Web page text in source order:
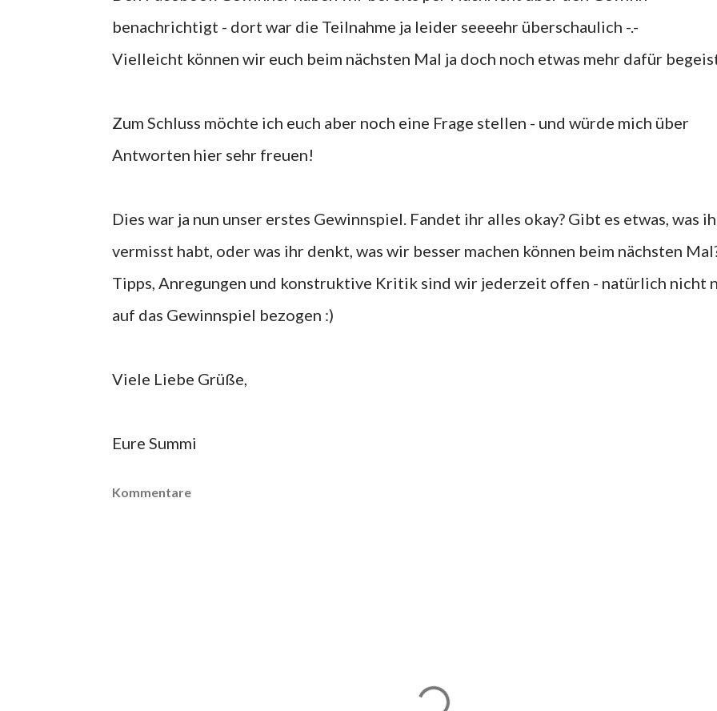
benachrichtigt - dort war die Teilnahme ja leider seeeehr überschaulich -.-
Vielleicht können wir euch beim nächsten Mal ja doch noch etwas mehr dafür
Zum Schluss möchte ich euch aber noch eine Frage stellen - und würde mich über
Antworten hier sehr freuen!
Dies war ja nun unser erstes Gewinnspiel. Fandet ihr alles okay? Gibt es etwas, was
vermisst habt, oder was ihr denkt, was wir besser machen können beim nächsten
Tipps, Anregungen und konstruktive Kritik sind wir jederzeit offen - natürlich nicht
auf das Gewinnspiel bezogen :)
Viele Liebe Grüße,
Eure Summi
Kommentare